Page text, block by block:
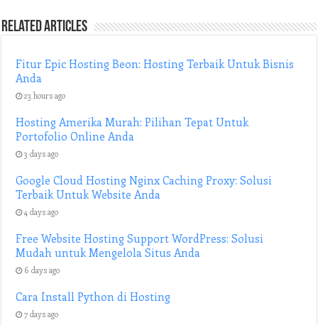
Related Articles
Fitur Epic Hosting Beon: Hosting Terbaik Untuk Bisnis
Anda
23 hours ago
Hosting Amerika Murah: Pilihan Tepat Untuk
Portofolio Online Anda
3 days ago
Google Cloud Hosting Nginx Caching Proxy: Solusi
Terbaik Untuk Website Anda
4 days ago
Free Website Hosting Support WordPress: Solusi
Mudah untuk Mengelola Situs Anda
6 days ago
Cara Install Python di Hosting
7 days ago